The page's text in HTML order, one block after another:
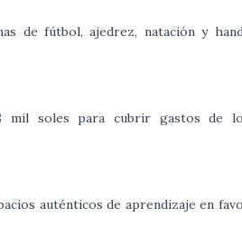
de fútbol, ajedrez, natación y
mil soles para cubrir gastos de
auténticos de aprendizaje en